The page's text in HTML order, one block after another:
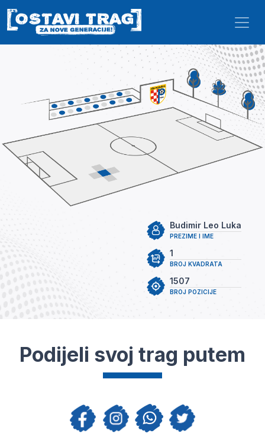
Skip to main content
PREZIME I IME
Budimir Leo Luka
BROJ KVADRATA
1
BROJ POZICIJE
1507
Podijeli svoj trag putem